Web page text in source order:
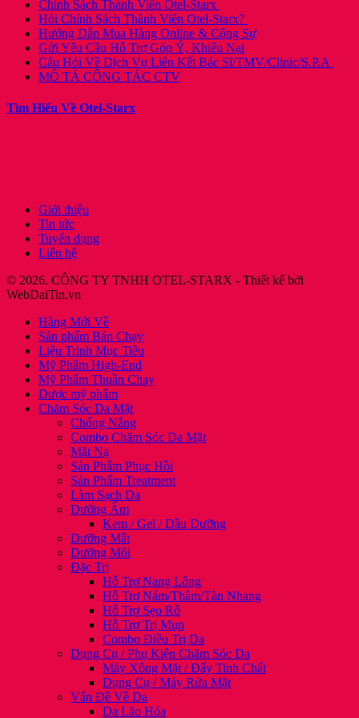
Chính Sách Thành Viên Otel-Starx
Hỏi Chính Sách Thành Viên Otel-Starx?
Hướng Dẫn Mua Hàng Online & Cộng Sự
Gửi Yêu Cầu Hỗ Trợ Góp Ý, Khiếu Nại
Câu Hỏi Về Dịch Vụ Liên Kết Bác Sĩ/TMV/Clinic/S.P.A
MÔ TẢ CÔNG TÁC CTV
Tìm Hiểu Về Otel-Starx
Giới thiệu
Tin tức
Tuyển dụng
Liên hệ
© 2026. CÔNG TY TNHH OTEL-STARX - Thiết kế bởi
WebDaiTin.vn
Hàng Mới Về
Sản phẩm Bán Chạy
Liệu Trình Mục Tiêu
Mỹ Phẩm High-End
Mỹ Phẩm Thuần Chay
Dược mỹ phẩm
Chăm Sóc Da Mặt
Chống Nắng
Combo Chăm Sóc Da Mặt
Mặt Nạ
Sản Phẩm Phục Hồi
Sản Phẩm Treatment
Làm Sạch Da
Dưỡng Ẩm
Kem / Gel / Dầu Dưỡng
Dưỡng Mắt
Dưỡng Môi
Đặc Trị
Hỗ Trợ Nang Lông
Hỗ Trợ Nám/Thâm/Tàn Nhang
Hỗ Trợ Sẹo Rỗ
Hỗ Trợ Trị Mụn
Combo Điều Trị Da
Dụng Cụ / Phụ Kiện Chăm Sóc Da
Máy Xông Mặt / Đẩy Tinh Chất
Dụng Cụ / Máy Rửa Mặt
Vấn Đề Về Da
Da Lão Hóa